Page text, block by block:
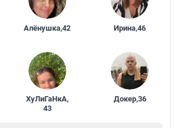
Алёнушка,42 Ирина,46
ХуЛиГаНкА,
43
Докер,36